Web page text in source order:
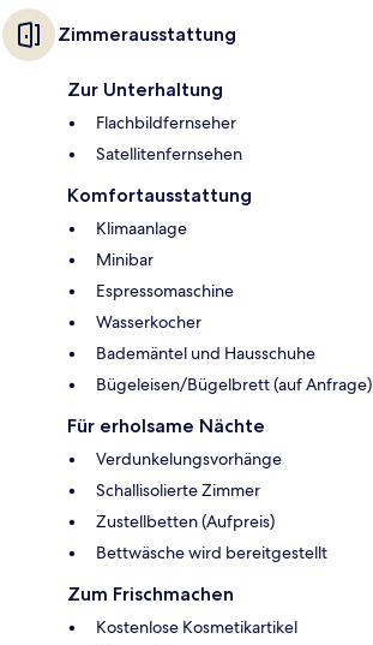
Zimmerausstattung
Zur Unterhaltung
Flachbildfernseher
Satellitenfernsehen
Komfortausstattung
Klimaanlage
Minibar
Espressomaschine
Wasserkocher
Bademäntel und Hausschuhe
Bügeleisen/Bügelbrett (auf Anfrage)
Für erholsame Nächte
Verdunkelungsvorhänge
Schallisolierte Zimmer
Zustellbetten (Aufpreis)
Bettwäsche wird bereitgestellt
Zum Frischmachen
Kostenlose Kosmetikartikel